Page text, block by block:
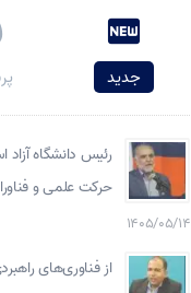
جدید
رئیس دانشگاه
حرکت علمی و
۱۴۰۵/۰۵/۱۴
از فناوری‌های